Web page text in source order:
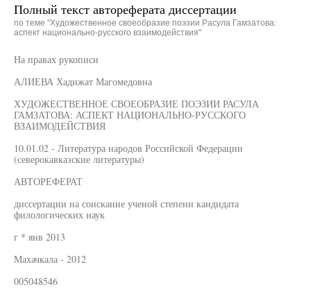
Полный текст автореферата диссертации
по теме "Художественное своеобразие поэзии Расула Гамзатова:
аспект национально-русского взаимодействия"
На правах рукописи
АЛИЕВА Хадижат Магомедовна
ХУДОЖЕСТВЕННОЕ СВОЕОБРАЗИЕ ПОЭЗИИ РАСУЛА
ГАМЗАТОВА: АСПЕКТ НАЦИОНАЛЬНО-РУССКОГО
ВЗАИМОДЕЙСТВИЯ
10.01.02 - Литература народов Российской Федерации
(северокавказские литературы)
АВТОРЕФЕРАТ
диссертации на соискание ученой степени кандидата
филологических наук
г * янв 2013
Махачкала - 2012
005048546